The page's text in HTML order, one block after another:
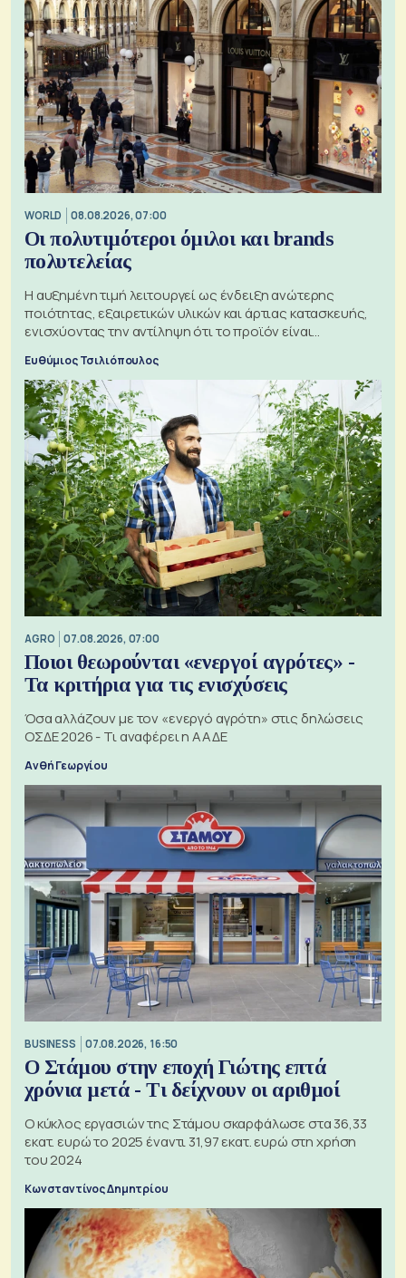
WORLD 08.08.2026, 07:00
Οι πολυτιμότεροι όμιλοι και brands
πολυτελείας
Η αυξημένη τιμή λειτουργεί ως ένδειξη ανώτερης
ποιότητας, εξαιρετικών υλικών και άρτιας κατασκευής,
ενισχύοντας την αντίληψη ότι το προϊόν είναι
ξεχωριστό
Ευθύμιος Τσιλιόπουλος
AGRO 07.08.2026, 07:00
Ποιοι θεωρούνται «ενεργοί αγρότες» -
Τα κριτήρια για τις ενισχύσεις
Όσα αλλάζουν με τον «ενεργό αγρότη» στις δηλώσεις
ΟΣΔΕ 2026 - Τι αναφέρει η ΑΑΔΕ
Ανθή Γεωργίου
BUSINESS 07.08.2026, 16:50
Ο Στάμου στην εποχή Γιώτης επτά
χρόνια μετά - Τι δείχνουν οι αριθμοί
Ο κύκλος εργασιών της Στάμου σκαρφάλωσε στα 36,33
εκατ. ευρώ το 2025 έναντι 31,97 εκατ. ευρώ στη χρήση
του 2024
Κωνσταντίνος Δημητρίου